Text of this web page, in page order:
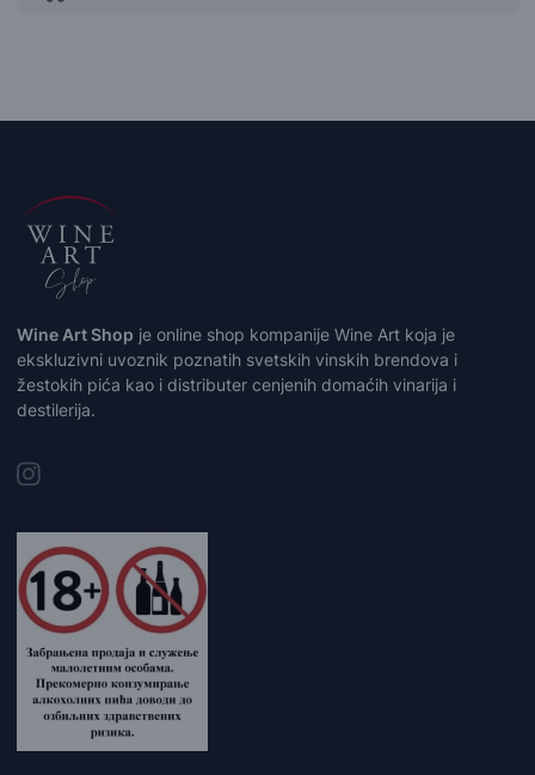
Wine Art Shop je online shop kompanije Wine Art koja je
ekskluzivni uvoznik poznatih svetskih vinskih brendova i
žestokih pića kao i distributer cenjenih domaćih vinarija i
destilerija.